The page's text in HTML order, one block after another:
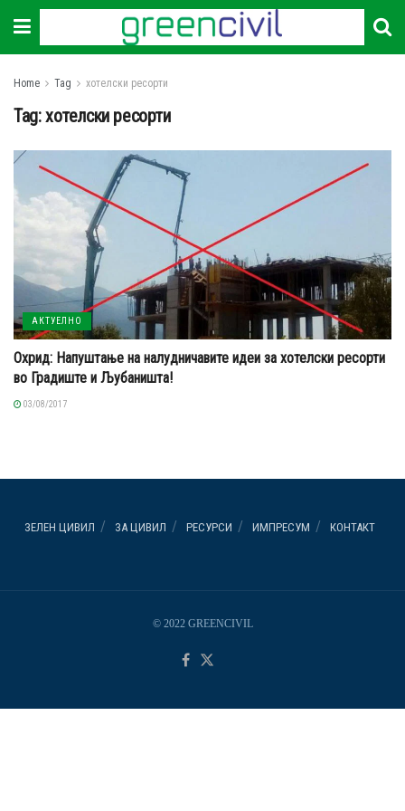
Home Tag хотелски ресорти
Tag:хотелски ресорти
АКТУЕЛНО
Охрид: Напуштање на налудничавите идеи за хотелски ресорти
во Градиште и Љубаништа!
03/08/2017
ЗЕЛЕН ЦИВИЛ ЗА ЦИВИЛ РЕСУРСИ ИМПРЕСУМ КОНТАКТ
© 2022 GREENCIVIL